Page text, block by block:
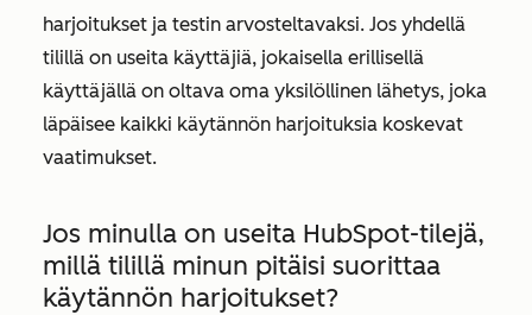
harjoitukset ja testin arvosteltavaksi. Jos yhdellä
tilillä on useita käyttäjiä, jokaisella erillisellä
käyttäjällä on oltava oma yksilöllinen lähetys, joka
läpäisee kaikki käytännön harjoituksia koskevat
vaatimukset.
Jos minulla on useita HubSpot-tilejä,
millä tilillä minun pitäisi suorittaa
käytännön harjoitukset?